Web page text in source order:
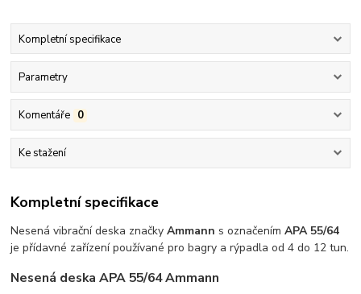
Kompletní specifikace
Parametry
Komentáře 0
Ke stažení
Kompletní specifikace
Nesená vibrační deska značkyAmmann s označenímAPA 55/64
je přídavné zařízení používané pro bagry a rýpadla od 4 do 12 tun.
Nesená deska APA 55/64 Ammann